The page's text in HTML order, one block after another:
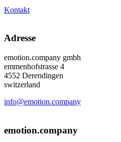
Kontakt
Adresse
emotion.company gmbh
emmenhofstrasse 4
4552 Derendingen
switzerland
info@emotion.company
emotion.company